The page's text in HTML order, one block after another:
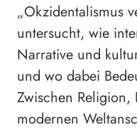
„Okzidentalismus
untersucht, wie
Narrative und
und wo dabei
Zwischen
modernen